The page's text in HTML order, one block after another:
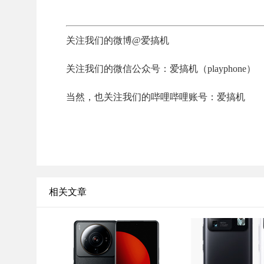
关注我们的微博@爱搞机
关注我们的微信公众号：爱搞机（playphone）
当然，也关注我们的哔哩哔哩账号：爱搞机
相关文章